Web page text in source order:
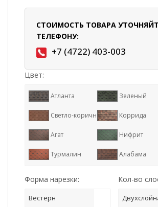
СТОИМОСТЬ ТОВАРА
ТЕЛЕФОНУ:
+7 (4722) 403-003
Цвет:
Атланта Зеленый
Светло-коричневый Коррида
Агат Нифрит
Турмалин Алабама
Форма нарезки:
Вестерн
Кол-во